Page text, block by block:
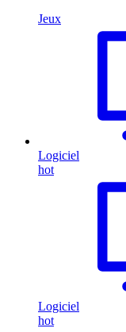
Jeux
Logiciel
hot
Logiciel
hot